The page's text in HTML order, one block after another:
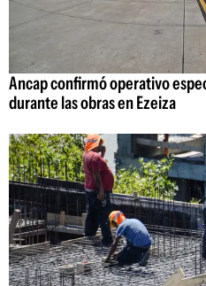
Ancap confirmó operativo
durante las obras en Ezeiza